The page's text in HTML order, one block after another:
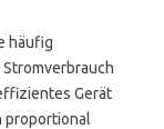
häufig
Gerät
proportional